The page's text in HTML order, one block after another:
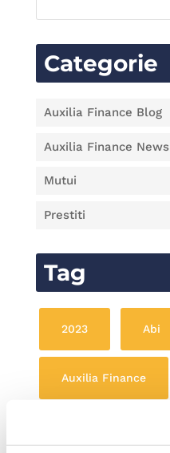
Categorie
Auxilia Finance Blog
Auxilia Finance News
Mutui
Prestiti
Tag
2023 Abi
Auxilia Finance